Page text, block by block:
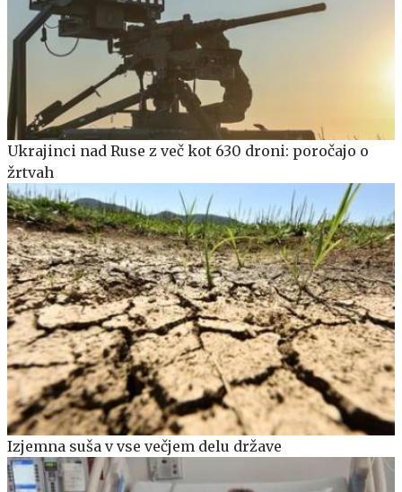
Ukrajinci nad Ruse z več kot 630 droni: poročajo o
žrtvah
Izjemna suša v vse večjem delu države